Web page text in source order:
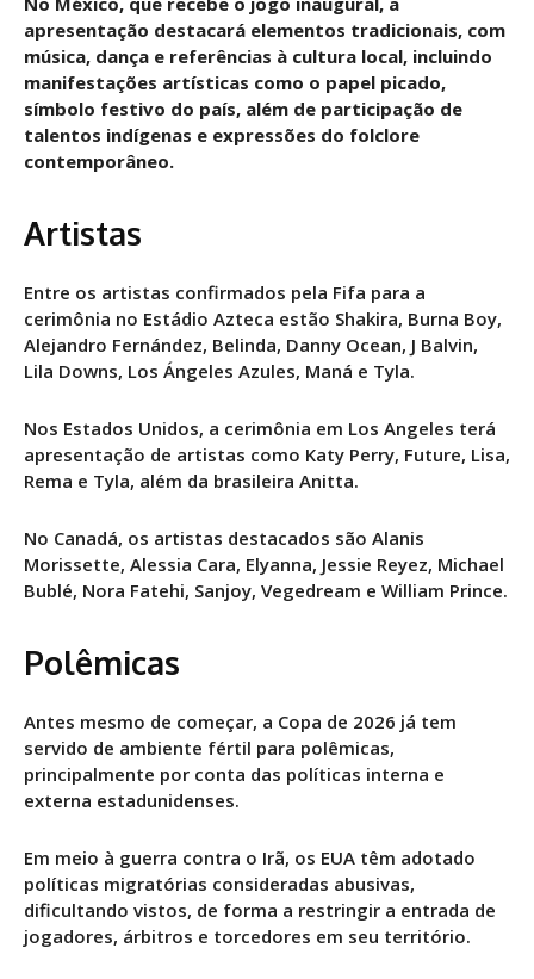
apresentação destacará elementos tradicionais, com
música, dança e referências à cultura local, incluindo
manifestações artísticas como o papel picado,
símbolo festivo do país, além de participação de
talentos indígenas e expressões do folclore
contemporâneo.
Artistas
Entre os artistas confirmados pela Fifa para a
cerimônia no Estádio Azteca estão Shakira, Burna Boy,
Alejandro Fernández, Belinda, Danny Ocean, J Balvin,
Lila Downs, Los Ángeles Azules, Maná e Tyla.
Nos Estados Unidos, a cerimônia em Los Angeles terá
apresentação de artistas como Katy Perry, Future, Lisa,
Rema e Tyla, além da brasileira Anitta.
No Canadá, os artistas destacados são Alanis
Morissette, Alessia Cara, Elyanna, Jessie Reyez, Michael
Bublé, Nora Fatehi, Sanjoy, Vegedream e William Prince.
Polêmicas
Antes mesmo de começar, a Copa de 2026 já tem
servido de ambiente fértil para polêmicas,
principalmente por conta das políticas interna e
externa estadunidenses.
Em meio à guerra contra o Irã, os EUA têm adotado
políticas migratórias consideradas abusivas,
dificultando vistos, de forma a restringir a entrada de
jogadores, árbitros e torcedores em seu território.